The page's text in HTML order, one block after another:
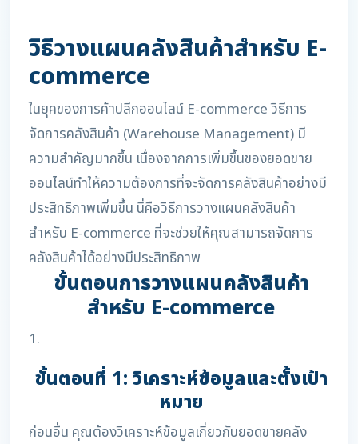
วิธีวางแผนคลังสินค้าสำหรับ E-
commerce
ในยุคของการค้าปลีกออนไลน์ E-commerce วิธีการ
จัดการคลังสินค้า (Warehouse Management) มี
ความสำคัญมากขึ้น เนื่องจากการเพิ่มขึ้นของยอดขาย
ออนไลน์ทำให้ความต้องการที่จะจัดการคลังสินค้าอย่างมี
ประสิทธิภาพเพิ่มขึ้น นี่คือวิธีการวางแผนคลังสินค้า
สำหรับ E-commerce ที่จะช่วยให้คุณสามารถจัดการ
คลังสินค้าได้อย่างมีประสิทธิภาพ
ขั้นตอนการวางแผนคลังสินค้า
สำหรับ E-commerce
1.
ขั้นตอนที่ 1: วิเคราะห์ข้อมูลและตั้งเป้า
หมาย
ก่อนอื่น คุณต้องวิเคราะห์ข้อมูลเกี่ยวกับยอดขายคลัง